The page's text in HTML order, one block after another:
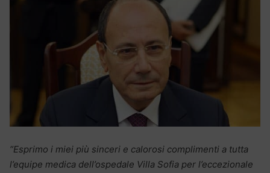
“Esprimo i miei più sinceri e calorosi complimenti a tutta
l’equipe medica dell’ospedale Villa Sofia per l’eccezionale